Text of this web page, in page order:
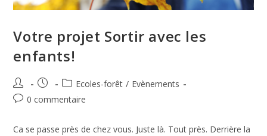
Votre projet Sortir avec les
enfants!
Ecoles-forêt / Evènements
0 commentaire
Ca se passe près de chez vous. Juste là. Tout près. Derrière la